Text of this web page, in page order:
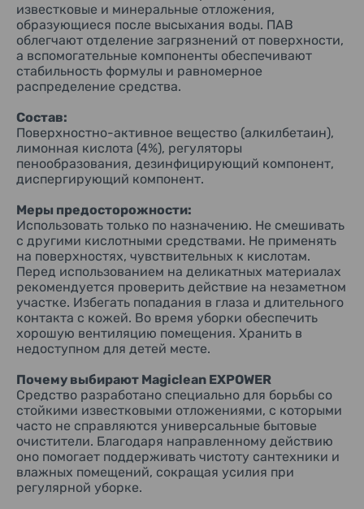
известковые и минеральные отложения,
образующиеся после высыхания воды. ПАВ
облегчают отделение загрязнений от поверхности,
а вспомогательные компоненты обеспечивают
стабильность формулы и равномерное
распределение средства.
Состав:
Поверхностно-активное вещество (алкилбетаин),
лимонная кислота (4%), регуляторы
пенообразования, дезинфицирующий компонент,
диспергирующий компонент.
Меры предосторожности:
Использовать только по назначению. Не смешивать
с другими кислотными средствами. Не применять
на поверхностях, чувствительных к кислотам.
Перед использованием на деликатных материалах
рекомендуется проверить действие на незаметном
участке. Избегать попадания в глаза и длительного
контакта с кожей. Во время уборки обеспечить
хорошую вентиляцию помещения. Хранить в
недоступном для детей месте.
Почему выбирают Magiclean EXPOWER
Средство разработано специально для борьбы со
стойкими известковыми отложениями, с которыми
часто не справляются универсальные бытовые
очистители. Благодаря направленному действию
оно помогает поддерживать чистоту сантехники и
влажных помещений, сокращая усилия при
регулярной уборке.